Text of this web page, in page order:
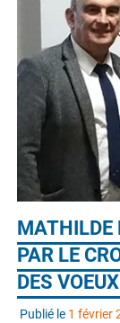
MATHILDE
PAR LE
DES
Publié le 1 février